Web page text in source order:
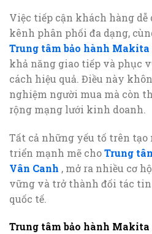
Việc tiếp cận khách hàng dễ
kênh phân phối đa dạng,
Trung tâm bảo hành Makita
khả năng giao tiếp và phục
cách hiệu quả. Điều này
nghiệm người mua mà còn
rộng mạng lưới kinh doanh.
Tất cả những yếu tố trên
triển mạnh mẽ choTrung
Vân Canh , mở ra nhiều cơ
vững và trở thành đối tác
quốc tế.
Trung tâm bảo hành Makita